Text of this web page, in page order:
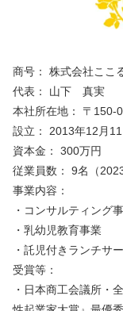
商号： 株式会社ここ
代表： 山下　真実
本社所在地： 〒150-
設立： 2013年12月11
資本金： 300万円
従業員数： 9名（
事業内容：
・コンサルティング
・乳幼児教育事業
・託児付きランチサ
受賞等：
・日本商工会議所・